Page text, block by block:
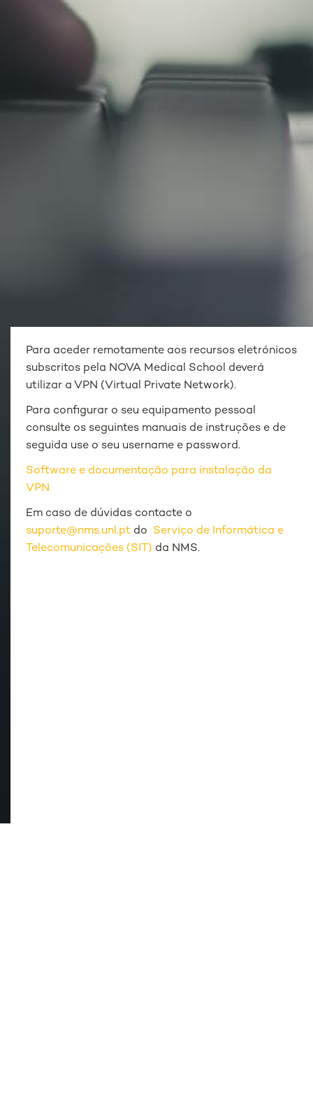
Para aceder remotamente aos recursos eletrónicos
subscritos pela NOVA Medical School deverá
utilizar a VPN (Virtual Private Network).
Para configurar o seu equipamento pessoal
consulte os seguintes manuais de instruções e de
seguida use o seu username e password.
Software e documentação para instalação da
VPN
Em caso de dúvidas contacte o
suporte@nms.unl.pt do Serviço de Informática e
Telecomunicações (SIT) da NMS.